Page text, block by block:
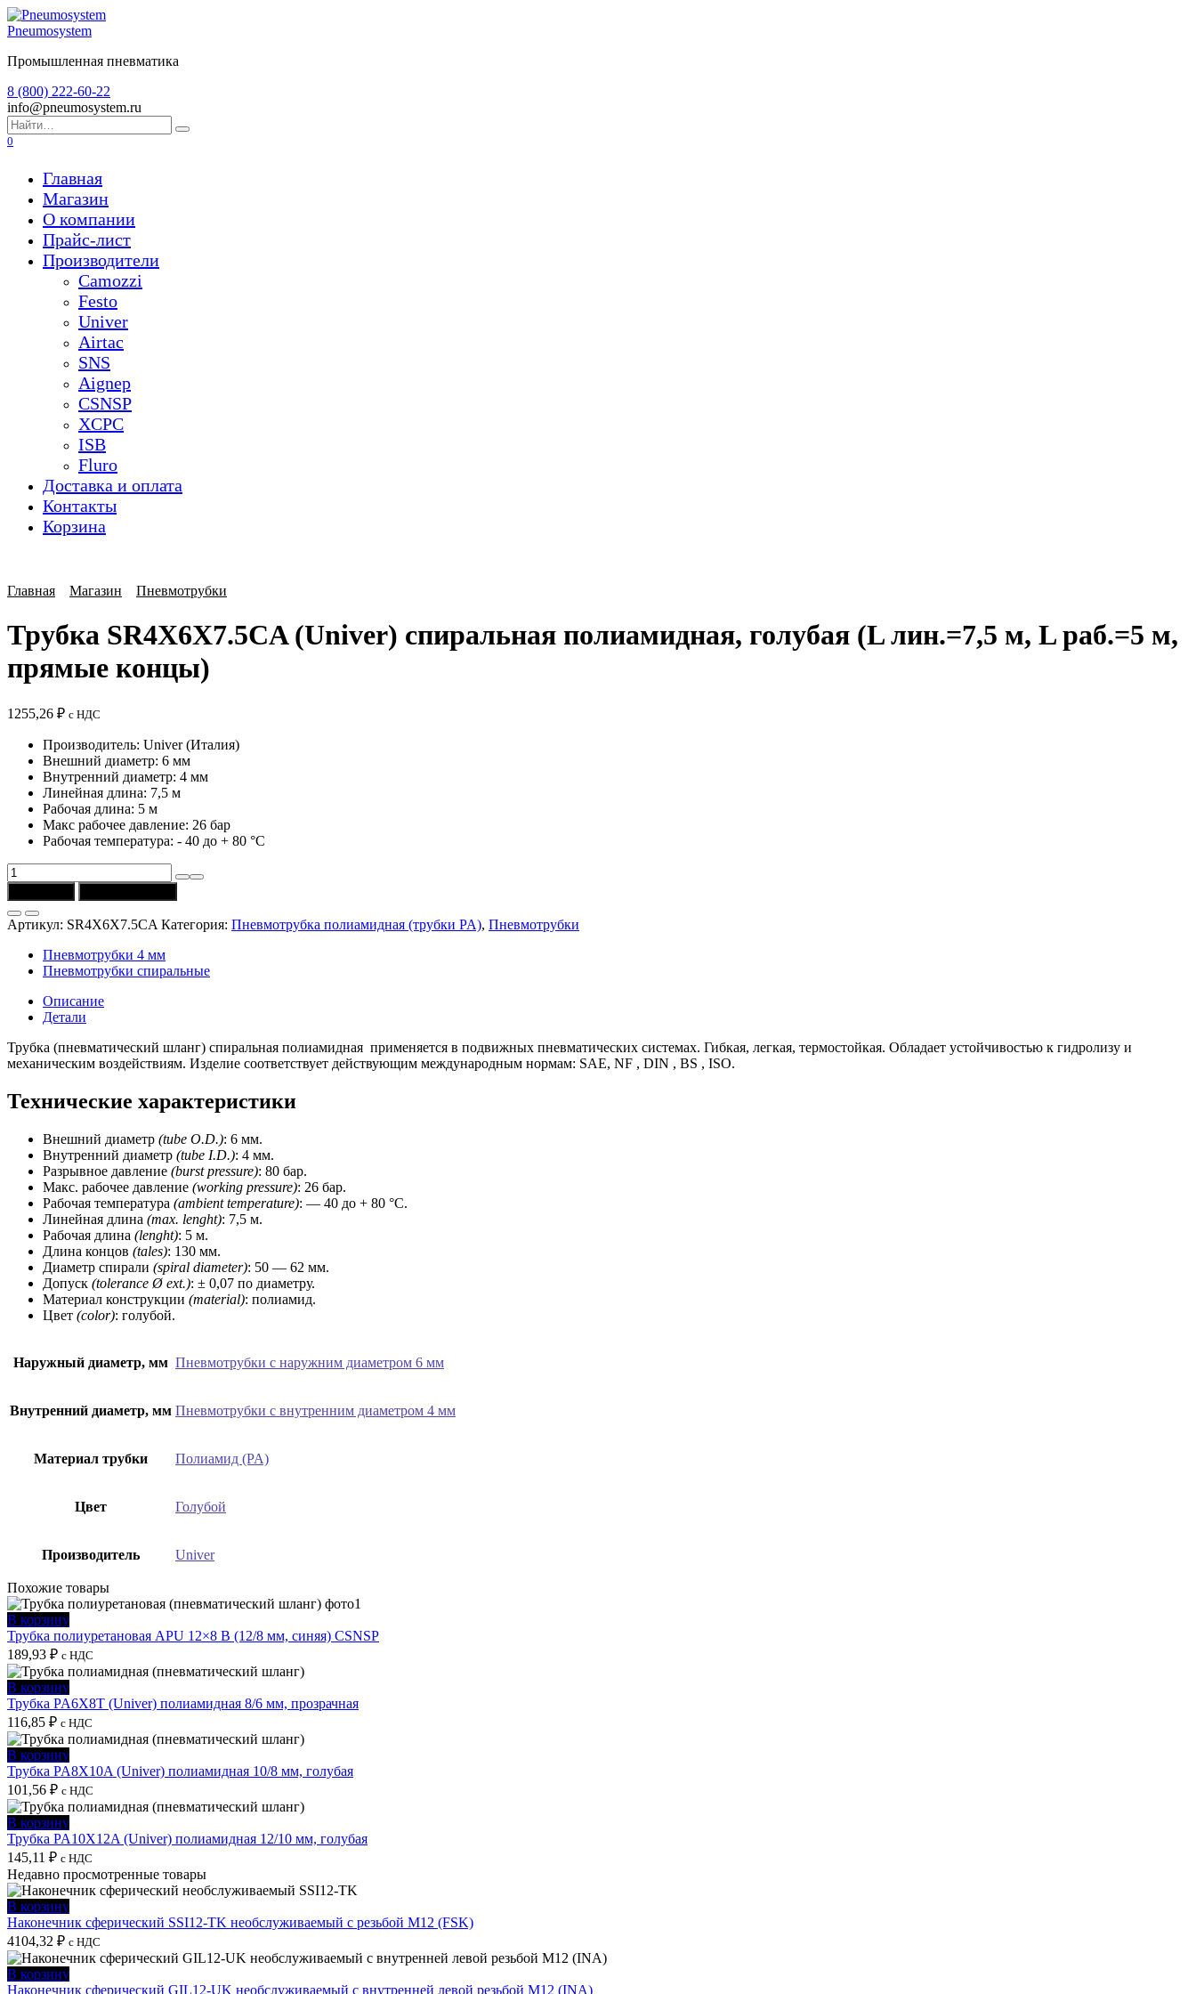
Перейти
к
Pneumosystem
Промышленная пневматика
8 (800) 222-60-22
info@pneumosystem.ru
Search
for:
0
Главная
Магазин
О компании
Прайс-лист
Производители
Camozzi
Festo
Univer
Airtac
SNS
Aignep
CSNSP
XCPC
ISB
Fluro
Доставка и оплата
Контакты
Корзина
Главная Магазин Пневмотрубки
Трубка SR4X6X7.5CA (Univer) спиральная полиамидная, голубая (L лин.=7,5 м, L раб.=5 м,
прямые концы)
1255,26 ₽ с НДС
Производитель: Univer (Италия)
Внешний диаметр: 6 мм
Внутренний диаметр: 4 мм
Линейная длина: 7,5 м
Рабочая длина: 5 м
Макс рабочее давление: 26 бар
Рабочая температура: - 40 до + 80 °C
Количество
товара
Трубка
SR4X6X7.5CA
(Univer)
спиральная
полиамидная,
голубая
лин.=7,5
L
раб.=5
прямые
концы)
Артикул: SR4X6X7.5CA Категория: Пневмотрубка полиамидная (трубки PA), Пневмотрубки
Пневмотрубки 4 мм
Пневмотрубки спиральные
Описание
Детали
Трубка (пневматический шланг) спиральная полиамидная применяется в подвижных пневматических системах. Гибкая, легкая, термостойкая. Обладает устойчивостью к гидролизу и
механическим воздействиям. Изделие соответствует действующим международным нормам: SAE, NF , DIN , BS , ISO.
Технические характеристики
Внешний диаметр (tube O.D.): 6 мм.
Внутренний диаметр (tube I.D.): 4 мм.
Разрывное давление (burst pressure): 80 бар.
Макс. рабочее давление (working pressure): 26 бар.
Рабочая температура (ambient temperature): — 40 до + 80 °C.
Линейная длина (max. lenght): 7,5 м.
Рабочая длина (lenght): 5 м.
Длина концов (tales): 130 мм.
Диаметр спирали (spiral diameter): 50 — 62 мм.
Допуск (tolerance Ø ext.): ± 0,07 по диаметру.
Материал конструкции (material): полиамид.
Цвет (color): голубой.
Наружный диаметр, мм Пневмотрубки с наружним диаметром 6 мм
Внутренний диаметр, мм Пневмотрубки с внутренним диаметром 4 мм
Материал трубки Полиамид (PA)
Цвет Голубой
Производитель Univer
Похожие товары
В корзину
Трубка полиуретановая APU 12×8 B (12/8 мм, синяя) CSNSP
189,93 ₽ с НДС
В корзину
Трубка PA6X8T (Univer) полиамидная 8/6 мм, прозрачная
116,85 ₽ с НДС
В корзину
Трубка PA8X10A (Univer) полиамидная 10/8 мм, голубая
101,56 ₽ с НДС
В корзину
Трубка PA10X12A (Univer) полиамидная 12/10 мм, голубая
145,11 ₽ с НДС
Недавно просмотренные товары
В корзину
Наконечник сферический SSI12-TK необслуживаемый с резьбой M12 (FSK)
4104,32 ₽ с НДС
В корзину
Наконечник сферический GIL12-UK необслуживаемый с внутренней левой резьбой M12 (INA)